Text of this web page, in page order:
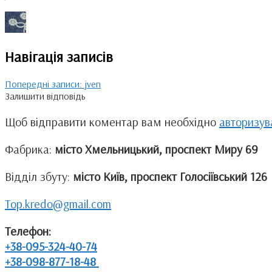
Навігація записів
Попередні записи: jven
Залишити відповідь
Щоб відправити коментар вам необхідно
Фабрика: місто Хмельницький, проспект Миру 69
Відділ збуту: місто Київ, проспект Голосіївський 126
Top.kredo@gmail.com
Телефон:
+38-095-324-40-74
+38-098-877-18-48